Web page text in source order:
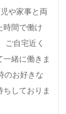
や家事と両
時間で働け
ご自宅近く
緒に働きま
のお好きな
しておりま